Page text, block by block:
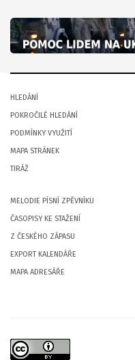
HLEDÁNÍ
POKROČILÉ HLEDÁNÍ
PODMÍNKY VYUŽITÍ
MAPA STRÁNEK
TIRÁŽ
MELODIE PÍSNÍ ZPĚVNÍKU
ČASOPISY KE STAŽENÍ
Z ČESKÉHO ZÁPASU
EXPORT KALENDÁŘE
MAPA ADRESÁŘE